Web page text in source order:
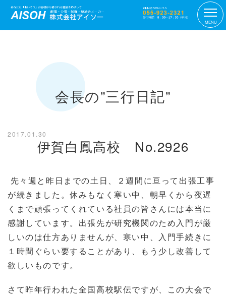
MENU
会長の”三行日記”
2017.01.30
伊賀白鳳高校 No.2926
先々週と昨日までの土日、２週間に亘って出張工事
が続きました。休みもなく寒い中、朝早くから夜遅
くまで頑張ってくれている社員の皆さんには本当に
感謝しています。出張先が研究機関のため入門が厳
しいのは仕方ありませんが、寒い中、入門手続きに
１時間ぐらい要することがあり、もう少し改善して
欲しいものです。
さて昨年行われた全国高校駅伝ですが、この大会で